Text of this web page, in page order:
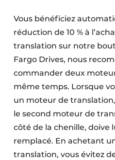
Vous bénéficiez
réduction de 10 % à
translation sur notre
Fargo Drives, nous
commander deux
même temps. Lorsque
un moteur de
le second moteur de
côté de la chenille, doive
remplacé. En achetant
translation, vous évitez